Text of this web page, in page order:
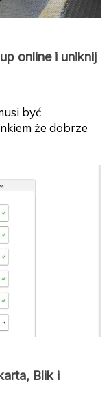
online i uniknij
być
że dobrze
Blik i